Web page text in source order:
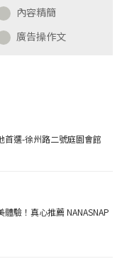
內容精簡
廣告操作文
首選-徐州路二號庭園會館
體驗！真心推薦 NANASNAP